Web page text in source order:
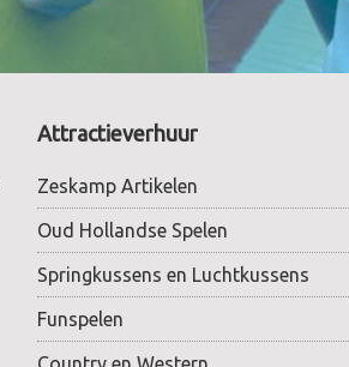
Attractieverhuur
Zeskamp Artikelen
Oud Hollandse Spelen
Springkussens en Luchtkussens
Funspelen